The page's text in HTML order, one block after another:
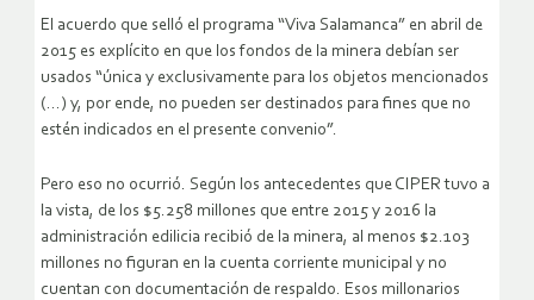
El acuerdo que selló el programa “Viva Salamanca” en abril de
2015 es explícito en que los fondos de la minera debían ser
usados “única y exclusivamente para los objetos mencionados
(…) y, por ende, no pueden ser destinados para fines que no
estén indicados en el presente convenio”.
Pero eso no ocurrió. Según los antecedentes que CIPER tuvo a
la vista, de los $5.258 millones que entre 2015 y 2016 la
administración edilicia recibió de la minera, al menos $2.103
millones no figuran en la cuenta corriente municipal y no
cuentan con documentación de respaldo. Esos millonarios